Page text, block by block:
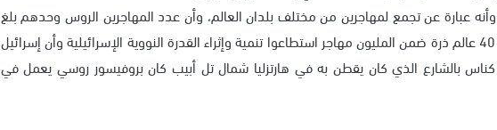
عبارة عن تجمع لمهاجرين من مختلف بلدان العالم، وأن عدد المهاجرين الروس وحدهم بلغ
مليون مهاجر تمثلت خطورتهم في مهاجرة 40 عالم ذرة ضمن المليون مهاجر استطاعوا تنمية وإثراء القدرة النووية الإسرائيلية وأن إسرائيل
بالشارع الذي كان يقطن به في هارتزليا شمال تل أبيب كان بروفيسور روسي يعمل في